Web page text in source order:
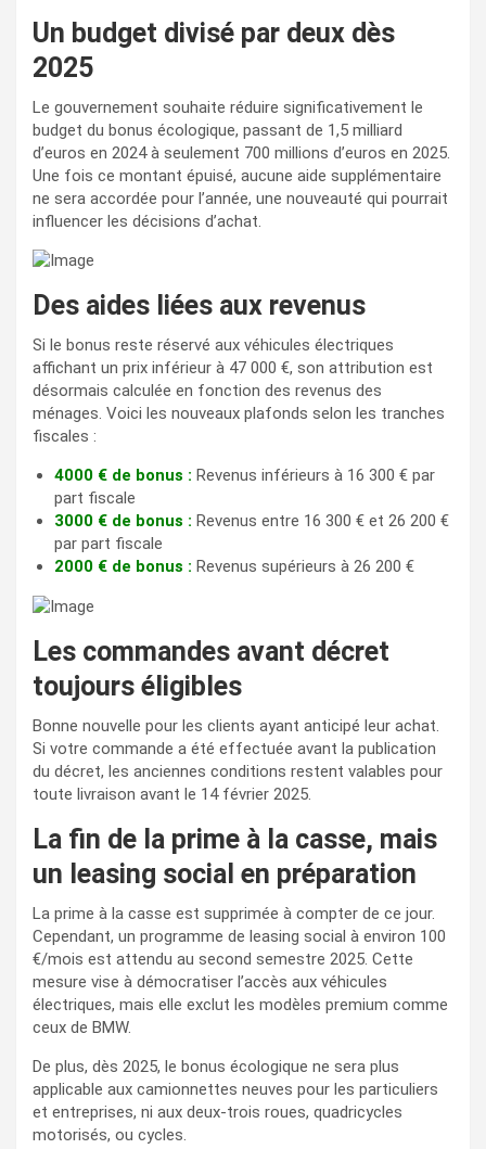
Un budget divisé par deux dès
2025
Le gouvernement souhaite réduire significativement le
budget du bonus écologique, passant de 1,5 milliard
d’euros en 2024 à seulement 700 millions d’euros en 2025.
Une fois ce montant épuisé, aucune aide supplémentaire
ne sera accordée pour l’année, une nouveauté qui pourrait
influencer les décisions d’achat.
Des aides liées aux revenus
Si le bonus reste réservé aux véhicules électriques
affichant un prix inférieur à 47 000 €, son attribution est
désormais calculée en fonction des revenus des
ménages. Voici les nouveaux plafonds selon les tranches
fiscales :
4000 € de bonus : Revenus inférieurs à 16 300 € par
part fiscale
3000 € de bonus : Revenus entre 16 300 € et 26 200 €
par part fiscale
2000 € de bonus : Revenus supérieurs à 26 200 €
Les commandes avant décret
toujours éligibles
Bonne nouvelle pour les clients ayant anticipé leur achat.
Si votre commande a été effectuée avant la publication
du décret, les anciennes conditions restent valables pour
toute livraison avant le 14 février 2025.
La fin de la prime à la casse, mais
un leasing social en préparation
La prime à la casse est supprimée à compter de ce jour.
Cependant, un programme de leasing social à environ 100
€/mois est attendu au second semestre 2025. Cette
mesure vise à démocratiser l’accès aux véhicules
électriques, mais elle exclut les modèles premium comme
ceux de BMW.
De plus, dès 2025, le bonus écologique ne sera plus
applicable aux camionnettes neuves pour les particuliers
et entreprises, ni aux deux-trois roues, quadricycles
motorisés, ou cycles.